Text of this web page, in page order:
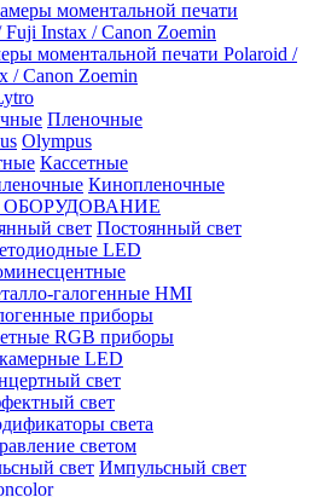
моментальной печати Polaroid /
/ Canon Zoemin
Пленочные
Olympus
Кассетные
Кинопленочные
Постоянный свет
LED
галогенные HMI
приборы
RGB приборы
LED
свет
свет
света
светом
Импульсный свет